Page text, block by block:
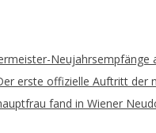
Neujahrsempfänge
erste offizielle Auftritt der
fand in Wiener